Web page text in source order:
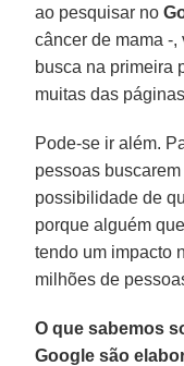
ao pesquisar no
câncer de mama -
busca na primeira
muitas das
Pode-se ir além.
pessoas
possibilidade de
porque alguém
tendo um impacto
milhões de
O que sabemos
Google são